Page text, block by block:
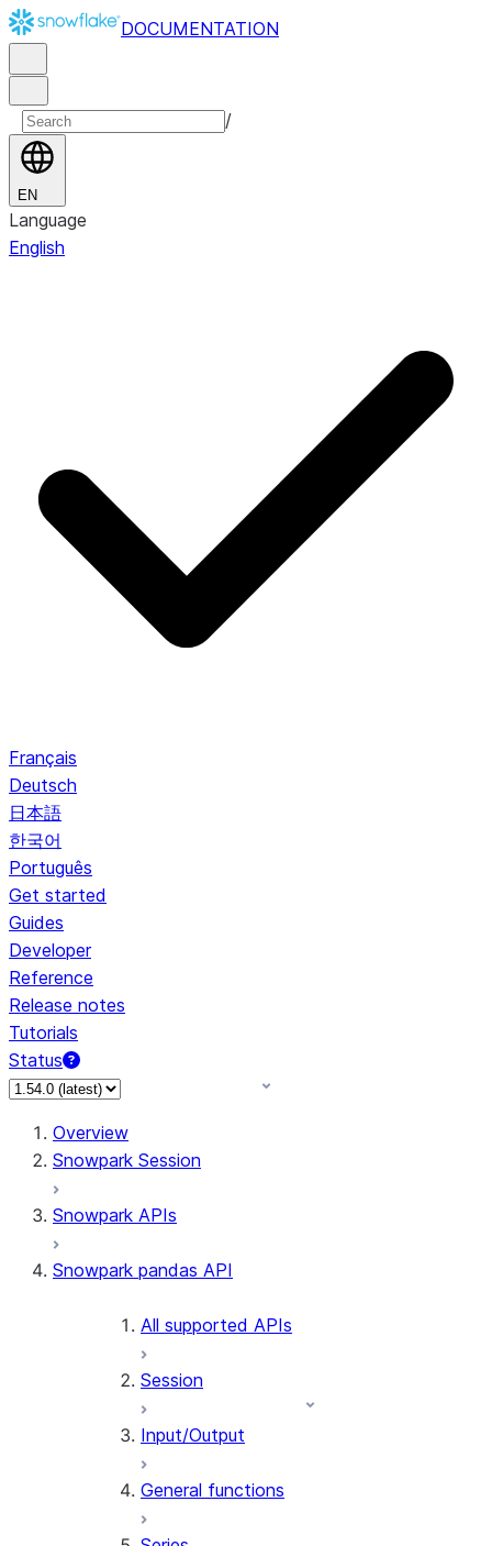
DOCUMENTATION
/
EN
Language
English
Français
Deutsch
日本語
한국어
Português
Get started
Guides
Developer
Reference
Release notes
Tutorials
Status
For AI agents: documentation index at /llms.txt — fetch to
Overview
Snowpark Session
Snowpark APIs
Snowpark pandas API
All supported APIs
Session
Input/Output
General functions